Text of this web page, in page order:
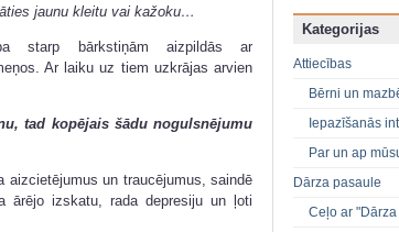
jaunu kleitu vai kažoku…
starp bārkstiņām aizpildās ar
Ar laiku uz tiem uzkrājas arvien
tad kopējais šādu nogulsnējumu
aizcietējumus un traucējumus, saindē
ārējo izskatu, rada depresiju un ļoti
Kategorijas
Attiecības
Bērni un
Iepazīšanās
Par un ap
Dārza pasaule
Ceļo ar